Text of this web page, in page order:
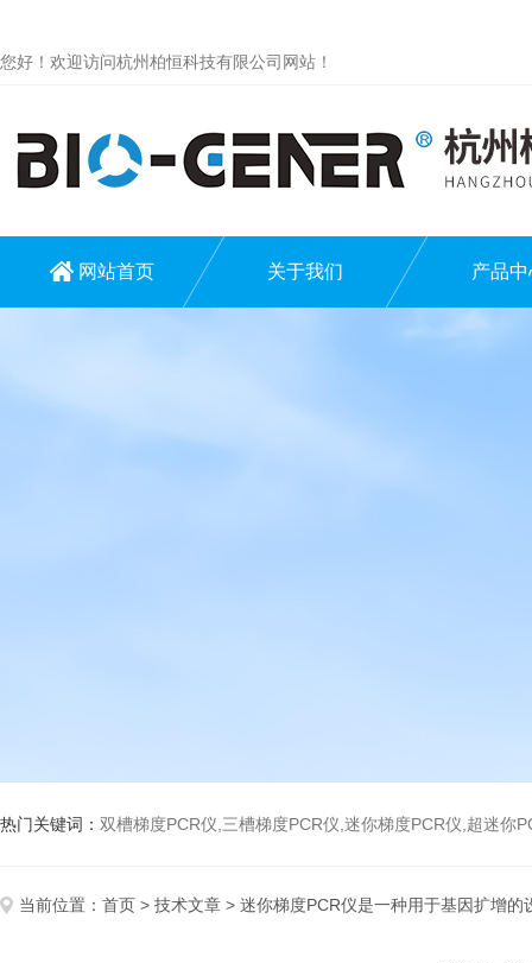
您好！欢迎访问杭州柏恒科技有限公司网站！
网站首页 关于我们 产品中
热门关键词： 双槽梯度PCR仪,三槽梯度PCR仪,迷你梯度PCR仪,超迷你
当前位置： 首页 > 技术文章 > 迷你梯度PCR仪是一种用于基因扩增的